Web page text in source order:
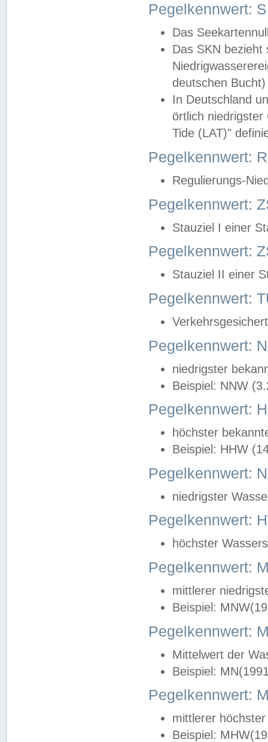
Pegelkennwert:
Das
Das SKN
deutschen
In Deutschland
örtlich
Tide (LAT)"
Pegelkennwert:
Regulierungs-
Pegelkennwert:
Stauziel I einer
Pegelkennwert:
Stauziel II einer
Pegelkennwert:
Pegelkennwert:
niedrigster
Beispiel: NNW
Pegelkennwert:
höchster
Beispiel: HHW
Pegelkennwert:
niedrigster
Pegelkennwert:
höchster
Pegelkennwert:
mittlerer
Beispiel:
Pegelkennwert:
Mittelwert der
Beispiel:
Pegelkennwert:
mittlerer
Beispiel: